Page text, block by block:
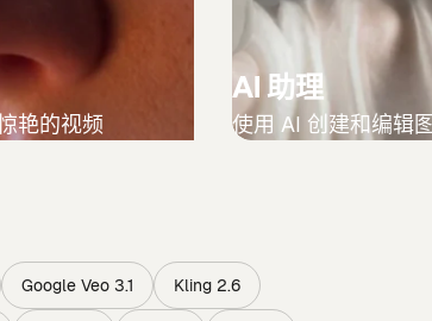
艳的视频
AI 助理
使用 AI 创建和编辑
Google Veo 3.1 Kling 2.6